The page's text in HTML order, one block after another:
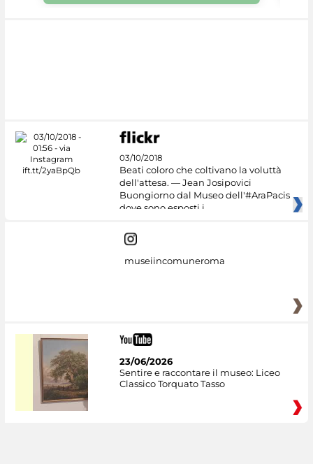
03/10/2018
Beati coloro che coltivano la voluttà
dell'attesa. — Jean Josipovici
Buongiorno dal Museo dell'#AraPacis
dove sono esposti i
museiincomuneroma
23/06/2026
Sentire e raccontare il museo: Liceo
Classico Torquato Tasso